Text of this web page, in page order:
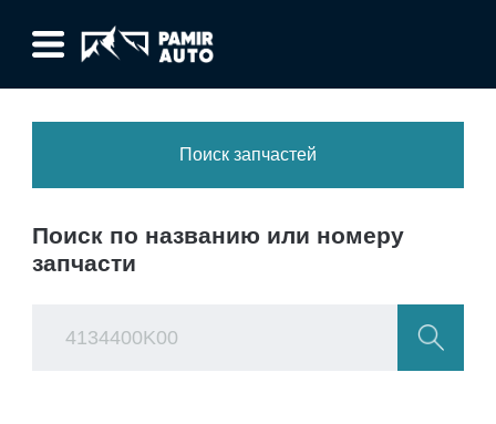
Поиск запчастей
Поиск по названию или номеру
запчасти